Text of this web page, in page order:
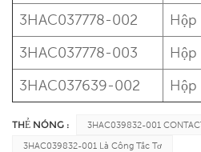
3HAC037778-002
Hộp
3HAC037778-003
Hộp
3HAC037639-002
Hộp
THẺ NÓNG : 3HAC039832-001
3HAC039832-001 Là Công Tắc Tơ